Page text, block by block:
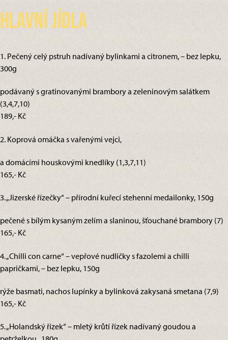
Hlavní jídla
1. Pečený celý pstruh nadívaný bylinkami a citronem, – bez lepku,
300g
podávaný s gratinovanými brambory a zeleninovým salátkem
(3,4,7,10)
189,- Kč
2. Koprová omáčka s vařenými vejci,
a domácími houskovými knedlíky (1,3,7,11)
165,- Kč
3. „Jizerské řízečky“ – přírodní kuřecí stehenní medailonky, 150g
pečené s bílým kysaným zelím a slaninou, šťouchané brambory (7)
165,- Kč
4. „Chilli con carne“ – vepřové nudličky s fazolemi a chilli
papričkami, – bez lepku, 150g
rýže basmati, nachos lupínky a bylinková zakysaná smetana (7,9)
165,- Kč
5. „Holandský řízek“ – mletý krůtí řízek nadívaný goudou a